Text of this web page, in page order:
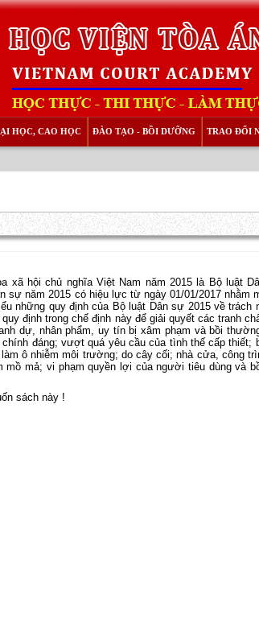
HỌC, CAO HỌC ĐÀO TẠO - BỒI DƯỠNG TRAO ĐỔI
xã hội chủ nghĩa Việt Nam năm 2015 là Bộ luật
sự năm 2015 có hiệu lực từ ngày 01/01/2017 nhằm
những quy định của Bộ luật Dân sự 2015 về trách
định trong chế định này để giải quyết các tranh
dự, nhân phẩm, uy tín bị xâm phạm và bồi
đáng; vượt quá yêu cầu của tình thế cấp thiết;
ô nhiễm môi trường; do cây cối; nhà cửa, công
mồ mả; vi phạm quyền lợi của người tiêu dùng và
sách này !